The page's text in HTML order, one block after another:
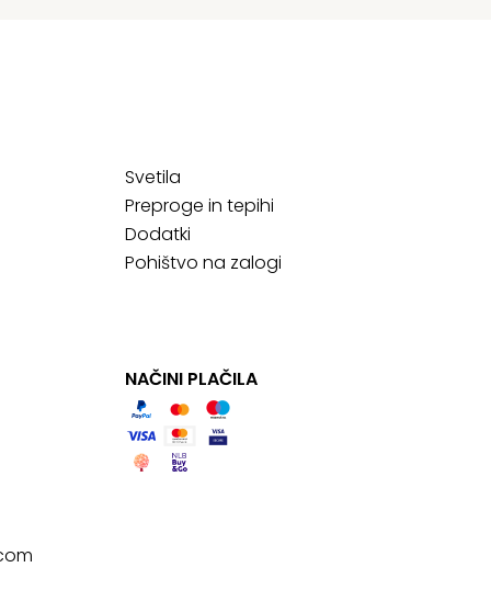
Svetila
Preproge in tepihi
Dodatki
Pohištvo na zalogi
NAČINI PLAČILA